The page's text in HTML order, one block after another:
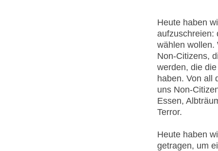
Heute haben
aufzuschreien:
wählen wollen.
Non-Citizens,
werden, die
haben. Von all
uns Non-
Essen,
Terror.
Heute haben
getragen, um